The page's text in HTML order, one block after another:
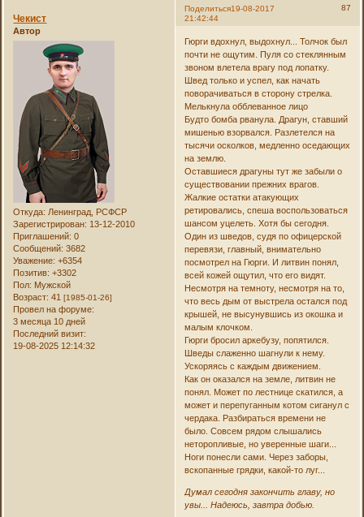
Поделиться 87
19-08-2017
21:42:44
Чекист
Автор
Откуда: Ленинград, РСФСР
Зарегистрирован: 13-12-2010
Приглашений: 0
Сообщений: 3682
Уважение: +6354
Позитив: +3302
Пол: Мужской
Возраст: 41[1985-01-26]
Провел на форуме:
3 месяца 10 дней
Последний визит:
19-08-2025 12:14:32
Гюрги вдохнул, выдохнул... Толчок был
почти не ощутим. Пуля со стеклянным
звоном влетела врагу под лопатку.
Швед только и успел, как начать
поворачиваться в сторону стрелка.
Мелькнула обблеванное лицо
Будто бомба рванула. Драгун, ставший
мишенью взорвался. Разлетелся на
тысячи осколков, медленно оседающих
на землю.
Оставшиеся драгуны тут же забыли о
существовании прежних врагов.
Жалкие остатки атакующих
ретировались, спеша воспользоваться
шансом уцелеть. Хотя бы сегодня.
Один из шведов, судя по офицерской
перевязи, главный, внимательно
посмотрел на Гюрги. И литвин понял,
всей кожей ощутил, что его видят.
Несмотря на темноту, несмотря на то,
что весь дым от выстрела остался под
крышей, не высунувшись из окошка и
малым клочком.
Гюрги бросил аркебузу, попятился.
Шведы слаженно шагнули к нему.
Ускоряясь с каждым движением.
Как он оказался на земле, литвин не
понял. Может по лестнице скатился, а
может и перепуганным котом сиганул с
чердака. Разбираться времени не
было. Совсем рядом слышались
неторопливые, но уверенные шаги...
Ноги понесли сами. Через заборы,
вскопанные грядки, какой-то луг...
Думал сегодня закончить главу, но
увы... Надеюсь, завтра добью.